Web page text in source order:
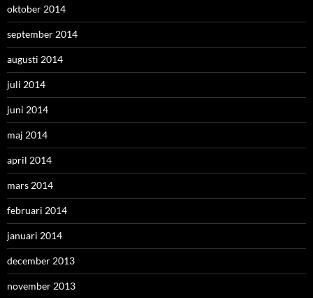
oktober 2014
september 2014
augusti 2014
juli 2014
juni 2014
maj 2014
april 2014
mars 2014
februari 2014
januari 2014
december 2013
november 2013